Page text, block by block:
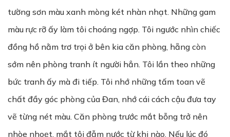
tường sơn màu xanh mòng két nhàn nhạt. Những gam
màu rực rỡ ấy làm tôi choáng ngợp. Tôi ngước nhìn chiếc
đồng hồ nằm trơ trọi ở bên kia căn phòng, hẵng còn
sớm nên phòng tranh ít người hẳn. Tôi lần theo những
bức tranh ấy mà đi tiếp. Tôi nhớ những tấm toan vẽ
chất đầy góc phòng của Đan, nhớ cái cách cậu đưa tay
vẽ từng nét màu. Căn phòng trước mắt bỗng trở nên
nhòe nhoẹt, mắt tôi đẫm nước từ khi nào. Nếu lúc đó